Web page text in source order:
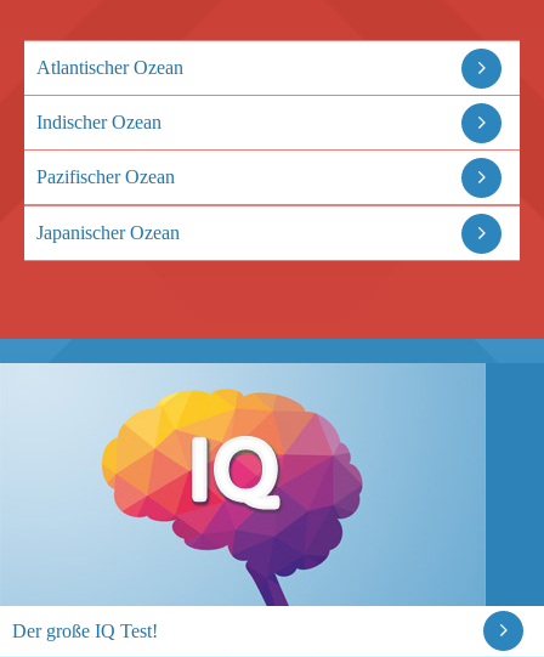
Atlantischer Ozean
Indischer Ozean
Pazifischer Ozean
Japanischer Ozean
Der große IQ Test!